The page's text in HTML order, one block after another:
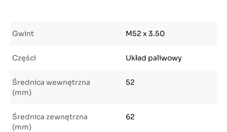
Gwint M52 x 3.50
Części Układ paliwowy
Średnica wewnętrzna
(mm)
52
Średnica zewnętrzna
(mm)
62